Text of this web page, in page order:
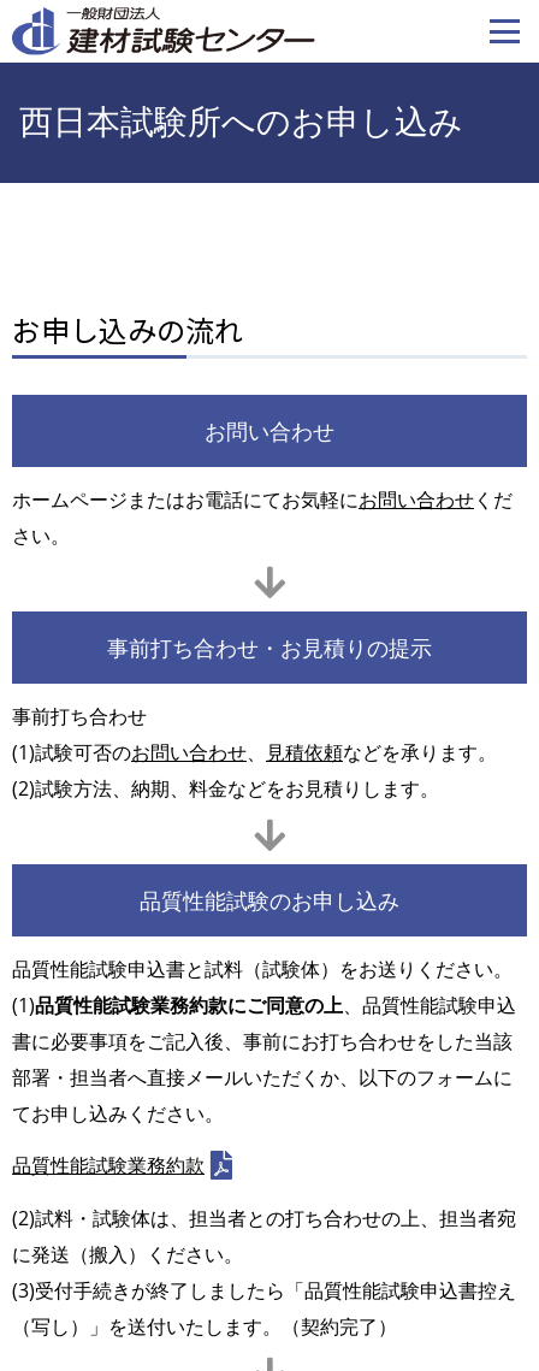
イ
西日本試験所へのお申し込み
お申し込みの流れ
お問い合わせ
ホームページまたはお電話にてお気軽にお問い合わせくだ
さい。
事前打ち合わせ・お見積りの提示
事前打ち合わせ
(1)試験可否のお問い合わせ、 見積依頼などを承ります。
(2)試験方法、納期、料金などをお見積りします。
品質性能試験のお申し込み
品質性能試験申込書と試料（試験体）をお送りください。
(1)品質性能試験業務約款にご同意の上、品質性能試験申込
書に必要事項をご記入後、事前にお打ち合わせをした当該
部署・担当者へ直接メールいただくか、以下のフォームに
てお申し込みください。
品質性能試験業務約款
(2)試料・試験体は、担当者との打ち合わせの上、担当者宛
に発送（搬入）ください。
(3)受付手続きが終了しましたら「品質性能試験申込書控え
（写し）」を送付いたします。（契約完了）